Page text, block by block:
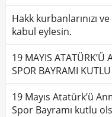
Hakk kurbanlarınızı
kabul eylesin.
19 MAYIS ATATÜRK’Ü
SPOR BAYRAMI
19 Mayıs Atatürk’ü
Spor Bayramı kutlu